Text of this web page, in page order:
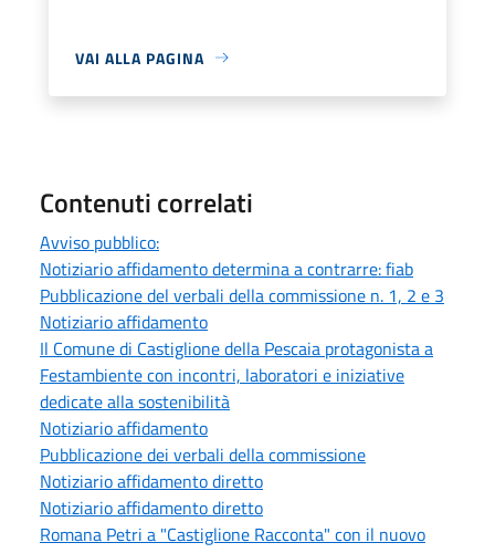
VAI ALLA PAGINA
Contenuti correlati
Avviso pubblico:
Notiziario affidamento determina a contrarre: fiab
Pubblicazione del verbali della commissione n. 1, 2 e 3
Notiziario affidamento
Il Comune di Castiglione della Pescaia protagonista a
Festambiente con incontri, laboratori e iniziative
dedicate alla sostenibilità
Notiziario affidamento
Pubblicazione dei verbali della commissione
Notiziario affidamento diretto
Notiziario affidamento diretto
Romana Petri a "Castiglione Racconta" con il nuovo